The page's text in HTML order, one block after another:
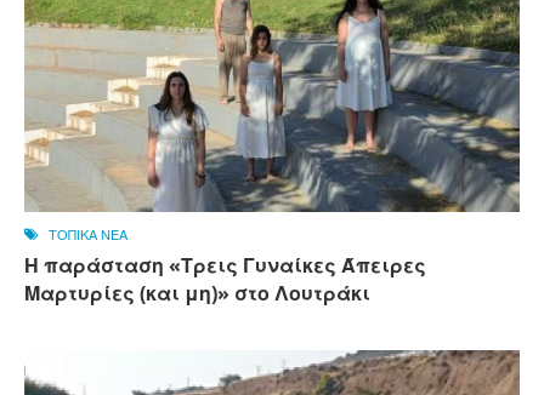
ΤΟΠΙΚΑ ΝΕΑ
Η παράσταση «Τρεις Γυναίκες Άπειρες
Μαρτυρίες (και μη)» στο Λουτράκι